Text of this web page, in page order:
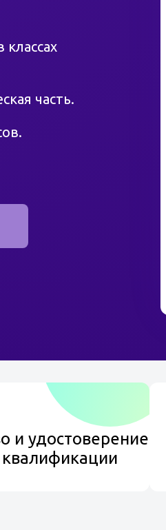
часть.
курсы лекций
УЦ Центр-плюс
обучения
и удостоверение